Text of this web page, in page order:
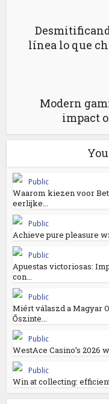
línea lo que
Modern
impact
Public
Waarom kiezen voor
eerlijke...
Public
Achieve pure pleasure
Public
Apuestas victoriosas:
con...
Public
Miért válaszd a Magyar
Őszinte...
Public
WestAce Casino’s 2026
Public
Win at collecting: